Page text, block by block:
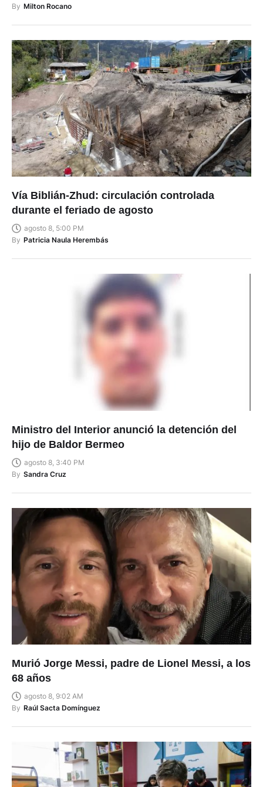
By Milton Rocano
Vía Biblián-Zhud: circulación controlada
durante el feriado de agosto
agosto 8, 5:00 PM
By Patricia Naula Herembás
Ministro del Interior anunció la detención del
hijo de Baldor Bermeo
agosto 8, 3:40 PM
By Sandra Cruz
Murió Jorge Messi, padre de Lionel Messi, a los
68 años
agosto 8, 9:02 AM
By Raúl Sacta Domínguez